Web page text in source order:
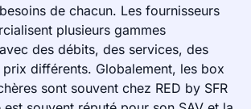
de chacun. Les fournisseurs
plusieurs gammes
des débits, des services, des
différents. Globalement, les box
sont souvent chez RED by SFR